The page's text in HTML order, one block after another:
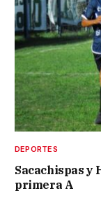
DEPORTES
Sacachispas y
primera A